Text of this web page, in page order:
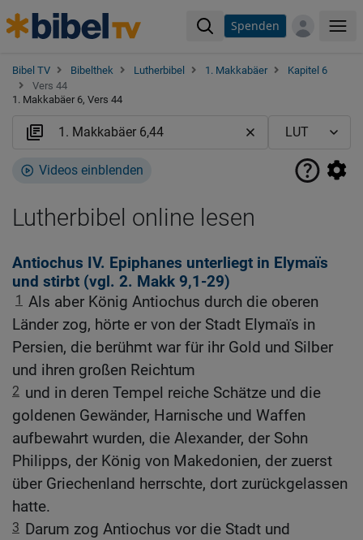
Spenden
Bibel TV Bibelthek Lutherbibel 1. Makkabäer
Kapitel 6
Vers 44
1. Makkabäer 6, Vers 44
Videos einblenden
Lutherbibel online lesen
Antiochus IV. Epiphanes unterliegt in Elymaïs
und stirbt (vgl. 2. Makk 9,1-29)
1 Als aber König Antiochus durch die oberen
Länder zog, hörte er von der Stadt Elymaïs in
Persien, die berühmt war für ihr Gold und Silber
und ihren großen Reichtum
2 und in deren Tempel reiche Schätze und die
goldenen Gewänder, Harnische und Waffen
aufbewahrt wurden, die Alexander, der Sohn
Philipps, der König von Makedonien, der zuerst
über Griechenland herrschte, dort zurückgelassen
hatte.
3 Darum zog Antiochus vor die Stadt und